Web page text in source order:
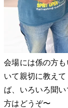
会場には係の方
いて親切に教え
ば、いろいろ聞
方はどうぞ〜